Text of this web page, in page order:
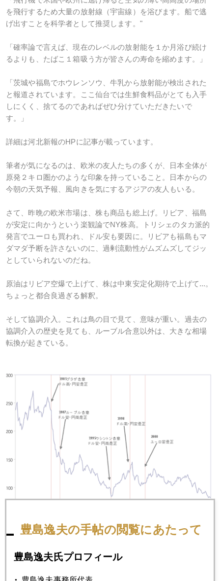
を飛行するため大量の放射線（宇宙線）を浴びます。船で逃
げ出すことを科学者として推奨します。"
「確率論で言えば、現在のレベルの放射能を１か月浴び続け
るよりも、たばこ１箱吸う方が皆さんの寿命を縮めます。」
「茨城や福島でホウレンソウ、牛乳から放射能が検出された
と報道されています。ここ仙台では生鮮食料品がとても入手
しにくく、捨てるのであればぜひ分けていただきたいで
す。」
詳細は河北新報のHPに記事が載っています。
筆者が気になるのは、欧米の友人たちの多くが、日本全体が
原発２キロ圏かのような印象を持っていること。日本からの
今朝の天気予報、風向きを気にするアジアの友人もいる。
さて、昨晩の欧米市場は、株も商品も総上げ。リビア、福島
が安定に向かうという楽観論でNY株高。トリシェのタカ派的
発言でユーロも買われ、ドル安も要因に。リビアも福島もマ
ダマダ予断を許さないのに、過剰流動性がムズムズしてジッ
としていられないのだね。
原油はリビア空爆で上げて、株は中東安定化期待で上げて...。
ちょっと都合良過ぎる解釈。
そして協調介入。これは鳥の目で見て、意味が重い。過去の
協調介入の歴史を見ても、ルーブル合意以外は、大きな相場
転換が起きている。
最後にツイッタ―初心者激増中ですが、検索でも辿りつけな
いというフォロアーも多いようで、一番簡単なのは下記をク
リックすることかな。
豊島逸夫の手帖の閲覧にあたって
豊島逸夫氏プロフィール